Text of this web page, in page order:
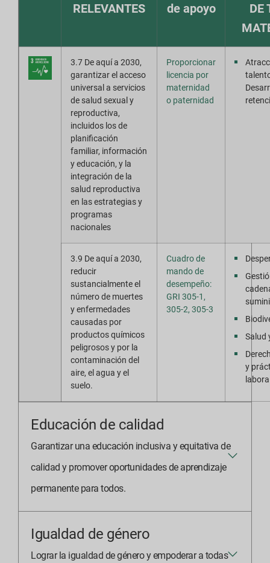
Descargas de informesRELEVANTES
de apoyo
DE
3.7 De aquí a 2030,
garantizar el acceso
universal a servicios
de salud sexual y
reproductiva,
incluidos los de
planificación
familiar, información
y educación, y la
integración de la
salud reproductiva
en las estrategias y
programas
nacionales
Proporcionar
licencia por
maternidad
o paternidad
3.9 De aquí a 2030,
reducir
sustancialmente el
número de muertes
y enfermedades
causadas por
productos químicos
peligrosos y por la
contaminación del
aire, el agua y el
suelo.
Cuadro de
mando de
desempeño:
GRI 305-1,
305-2, 305-3
Salud
y
Educación de calidad
Garantizar una educación inclusiva y equitativa de
calidad y promover oportunidades de aprendizaje
permanente para todos.
Igualdad de género
Lograr la igualdad de género y empoderar a todas